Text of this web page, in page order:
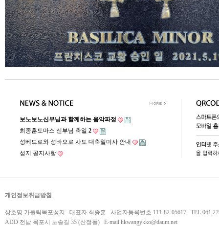
보노보노신부님과 함께하는 음악파정
최종훈토마스 신부님 축일 2
성베드로와 성바오로 사도 대축일미사 안내
성지 공지사항
개인정보취급방침
상호명 가톨릭목포성지 대표자 최종훈 사업자등록번호 111-82-05617 TEL
ADD 전남 목포시 노송길 35 (산정동) E-mail hkwangykko@daum.net